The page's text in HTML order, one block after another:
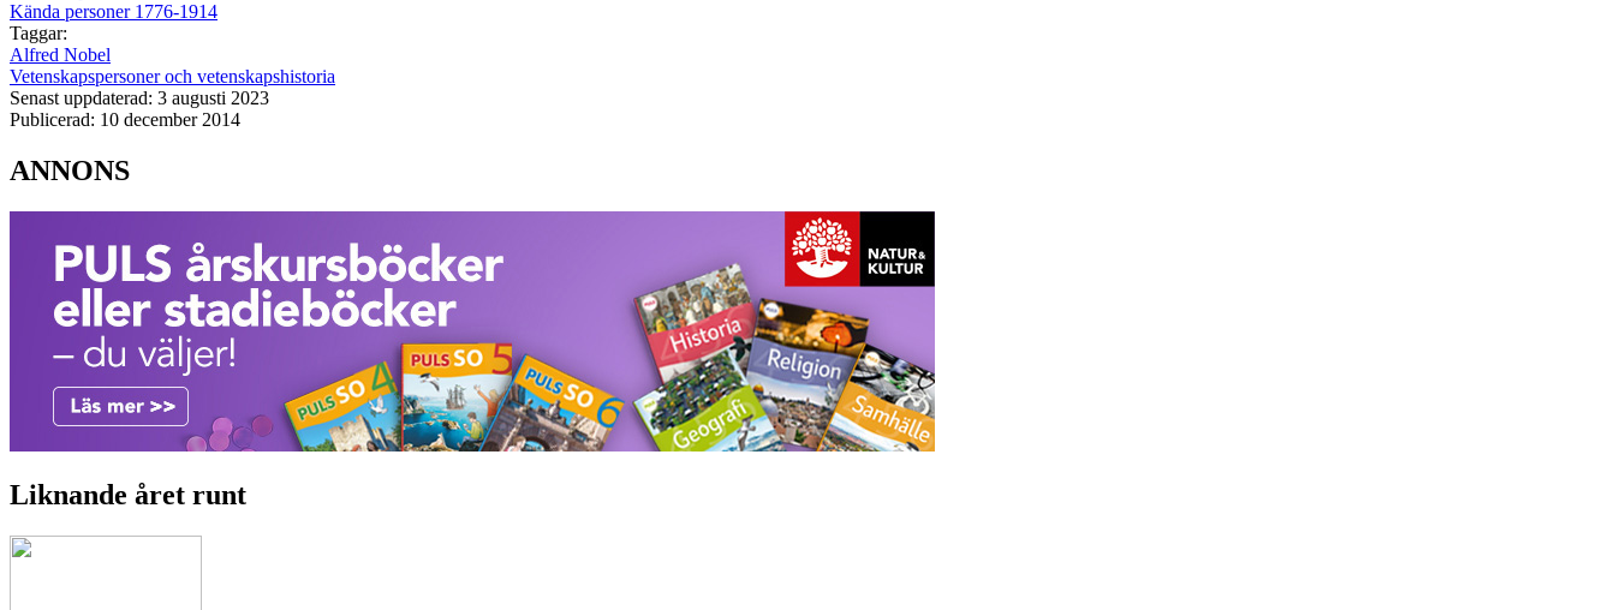
Kända personer 1776-1914
Taggar:
Alfred Nobel
Vetenskapspersoner och vetenskapshistoria
Senast uppdaterad: 3 augusti 2023
Publicerad: 10 december 2014
ANNONS
Liknande året runt